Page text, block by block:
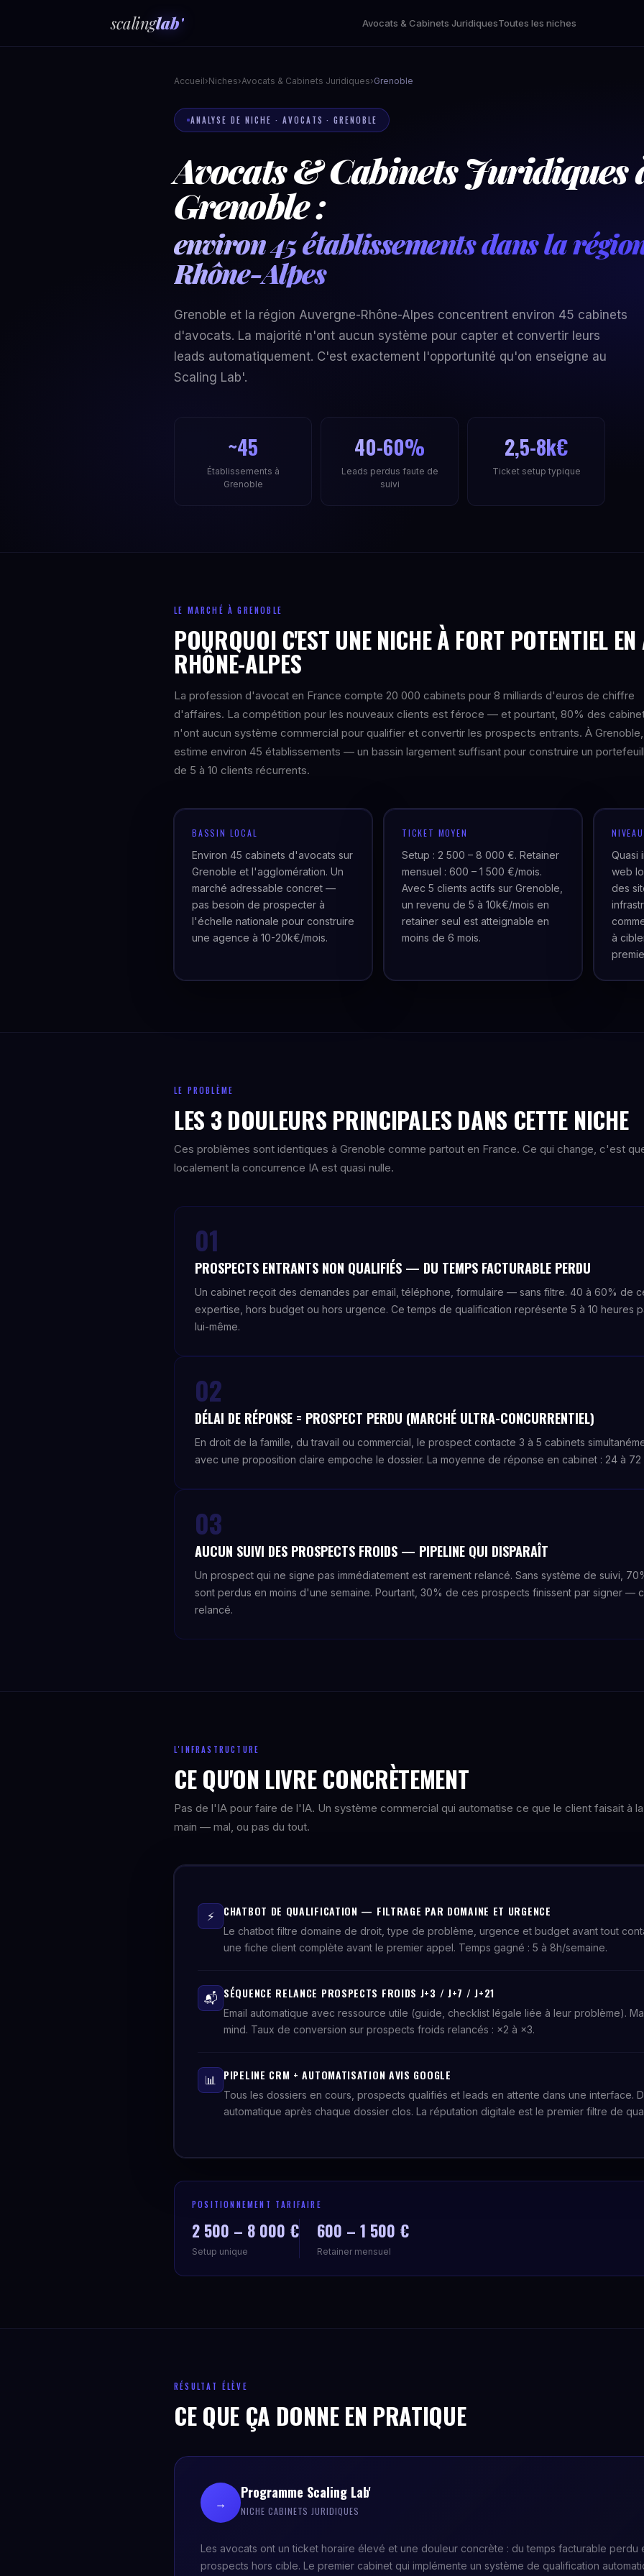
scalinglab' Avocats & Cabinets JuridiquesToutes les niches
Accueil›Niches›Avocats & Cabinets Juridiques›Grenoble
ANALYSE DE NICHE · AVOCATS · GRENOBLE
Avocats & Cabinets Juridiques
Grenoble :
environ 45 établissements dans la
Rhône-Alpes
Grenoble et la région Auvergne-Rhône-Alpes concentrent environ 45 cabinets
d'avocats. La majorité n'ont aucun système pour capter et convertir leurs
leads automatiquement. C'est exactement l'opportunité qu'on enseigne au
Scaling Lab'.
~45
Établissements à
Grenoble
40-60%
Leads perdus faute de
suivi
2,5-8k€
Ticket setup typique
LE MARCHÉ À GRENOBLE
POURQUOI C'EST UNE NICHE À FORT POTENTIEL
RHÔNE-ALPES
La profession d'avocat en France compte 20 000 cabinets pour 8 milliards d'euros de chiffre
d'affaires. La compétition pour les nouveaux clients est féroce — et pourtant, 80% des
n'ont aucun système commercial pour qualifier et convertir les prospects entrants. À
estime environ 45 établissements — un bassin largement suffisant pour construire un
de 5 à 10 clients récurrents.
BASSIN LOCAL
Environ 45 cabinets d'avocats sur
Grenoble et l'agglomération. Un
marché adressable concret —
pas besoin de prospecter à
l'échelle nationale pour construire
une agence à 10-20k€/mois.
TICKET MOYEN
Setup : 2 500 – 8 000 €. Retainer
mensuel : 600 – 1 500 €/mois.
Avec 5 clients actifs sur Grenoble,
un revenu de 5 à 10k€/mois en
retainer seul est atteignable en
moins de 6 mois.
Quasi
web
des
à
LE PROBLÈME
LES 3 DOULEURS PRINCIPALES DANS CETTE NICHE
Ces problèmes sont identiques à Grenoble comme partout en France. Ce qui change, c'est
localement la concurrence IA est quasi nulle.
01
PROSPECTS ENTRANTS NON QUALIFIÉS — DU TEMPS FACTURABLE PERDU
Un cabinet reçoit des demandes par email, téléphone, formulaire — sans filtre. 40 à 60% de
expertise, hors budget ou hors urgence. Ce temps de qualification représente 5 à 10 heures
lui-même.
02
DÉLAI DE RÉPONSE = PROSPECT PERDU (MARCHÉ ULTRA-CONCURRENTIEL)
En droit de la famille, du travail ou commercial, le prospect contacte 3 à 5 cabinets
avec une proposition claire empoche le dossier. La moyenne de réponse en cabinet : 24 à 72
03
AUCUN SUIVI DES PROSPECTS FROIDS — PIPELINE QUI DISPARAÎT
Un prospect qui ne signe pas immédiatement est rarement relancé. Sans système de suivi,
sont perdus en moins d'une semaine. Pourtant, 30% de ces prospects finissent par signer —
relancé.
L'INFRASTRUCTURE
CE QU'ON LIVRE CONCRÈTEMENT
Pas de l'IA pour faire de l'IA. Un système commercial qui automatise ce que le client faisait à la
main — mal, ou pas du tout.
⚡ CHATBOT DE QUALIFICATION — FILTRAGE PAR DOMAINE ET URGENCE
Le chatbot filtre domaine de droit, type de problème, urgence et budget avant tout
une fiche client complète avant le premier appel. Temps gagné : 5 à 8h/semaine.
📬 SÉQUENCE RELANCE PROSPECTS FROIDS J+3 / J+7 / J+21
Email automatique avec ressource utile (guide, checklist légale liée à leur problème).
mind. Taux de conversion sur prospects froids relancés : ×2 à ×3.
📊 PIPELINE CRM + AUTOMATISATION AVIS GOOGLE
Tous les dossiers en cours, prospects qualifiés et leads en attente dans une interface.
automatique après chaque dossier clos. La réputation digitale est le premier filtre de
POSITIONNEMENT TARIFAIRE
2 500 – 8 000 €
Setup unique
600 – 1 500 €
Retainer mensuel
RÉSULTAT ÉLÈVE
CE QUE ÇA DONNE EN PRATIQUE
→
Programme Scaling Lab'
NICHE CABINETS JURIDIQUES
Les avocats ont un ticket horaire élevé et une douleur concrète : du temps facturable perdu
prospects hors cible. Le premier cabinet qui implémente un système de qualification